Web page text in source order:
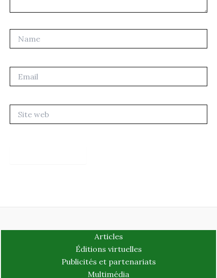
web
Articles
Éditions virtuelles
Publicités et partenariats
Multimédia